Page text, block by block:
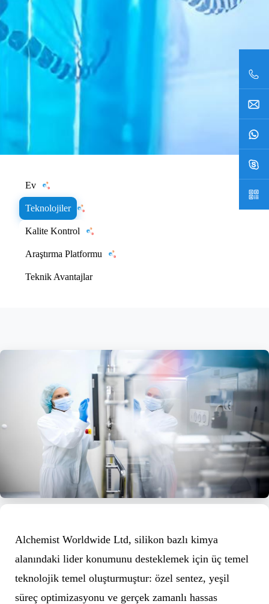
Ev
Teknolojiler
Kalite Kontrol
Araştırma Platformu
Teknik Avantajlar
Alchemist Worldwide Ltd, silikon bazlı kimya
alanındaki lider konumunu desteklemek için üç temel
teknolojik temel oluşturmuştur: özel sentez, yeşil
süreç optimizasyonu ve gerçek zamanlı hassas